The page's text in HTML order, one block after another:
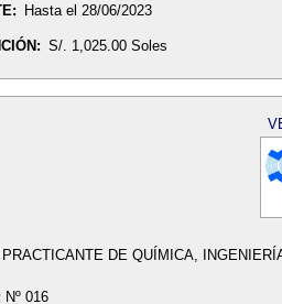
Hasta el 28/06/2023
S/. 1,025.00 Soles
PRACTICANTE DE QUÍMICA,
Nº 016